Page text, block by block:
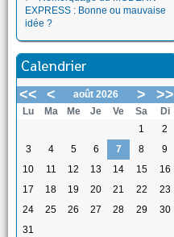
EXPRESS : Bonne ou mauvaise
idée ?
Calendrier
<< < août 2026 > >>
Lu Ma Me Je Ve Sa
Di
1
2
3
4 5 6 7 8
9
10
11 12 13 14 15
16
17
18 19 20 21 22
23
24
25 26 27 28 29
30
31